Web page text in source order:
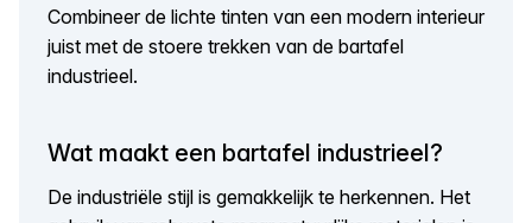
Combineer de lichte tinten van een modern interieur
juist met de stoere trekken van de bartafel
industrieel.
Wat maakt een bartafel industrieel?
De industriële stijl is gemakkelijk te herkennen. Het